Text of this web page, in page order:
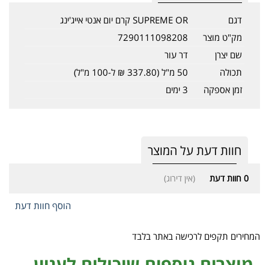
דגם
SUPREME OR קרם יום אנטי אייג'ינג
מק"ט מוצר
7290111098208
שם יצרן
דר עור
תכולה
50 מ"ל (337.80 ₪ ל-100 מ"ל)
זמן אספקה
3 ימים
חוות דעת על המוצר
0 חוות דעת (אין דירוג)
הוסף חוות דעת
המחירים תקפים לרכישה באתר בלבד